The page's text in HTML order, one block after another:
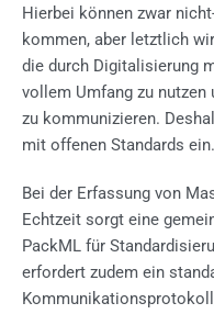
Hierbei können zwar
kommen, aber letztlich
die durch Digitalisierung
vollem Umfang zu nutzen
zu kommunizieren.
mit offenen Standards ein.
Bei der Erfassung von
Echtzeit sorgt eine
PackML für
erfordert zudem ein